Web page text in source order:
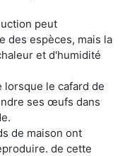
peut
des espèces, mais la
et d'humidité
lorsque le cafard de
ses œufs dans
de maison ont
de cette